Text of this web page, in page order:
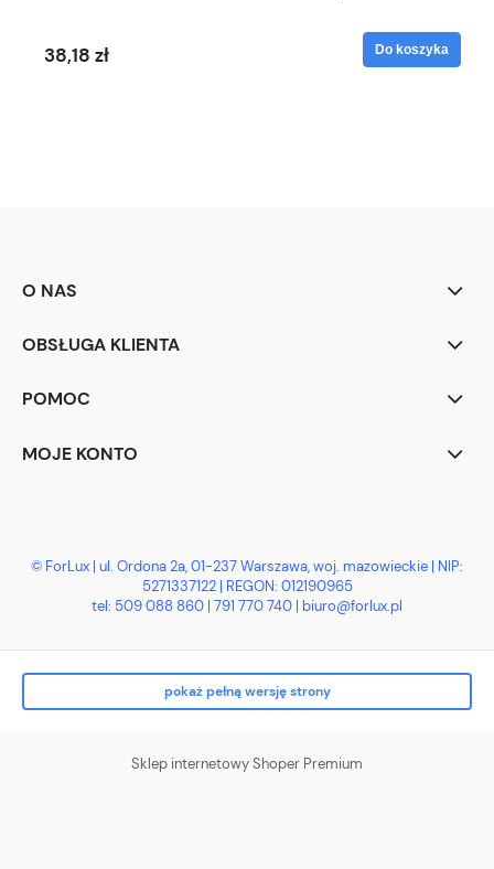
38,18 zł Do koszyka
O NAS
OBSŁUGA KLIENTA
POMOC
MOJE KONTO
© ForLux | ul. Ordona 2a, 01-237 Warszawa, woj. mazowieckie | NIP:
5271337122 | REGON: 012190965
tel: 509 088 860 | 791 770 740 | biuro@forlux.pl
pokaż pełną wersję strony
Sklep internetowy Shoper Premium